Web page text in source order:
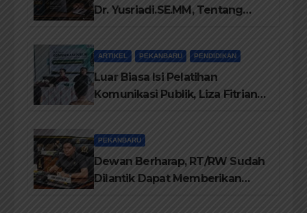
Dr. Yusriadi.SE.MM, Tentang
ARTIKEL PEKANBARU PENDIDIKAN
Luar Biasa Isi Pelatihan
Komunikasi Publik, Liza Fitriani
PEKANBARU
Dewan Berharap, RT/RW Sudah
Dilantik Dapat Memberikan